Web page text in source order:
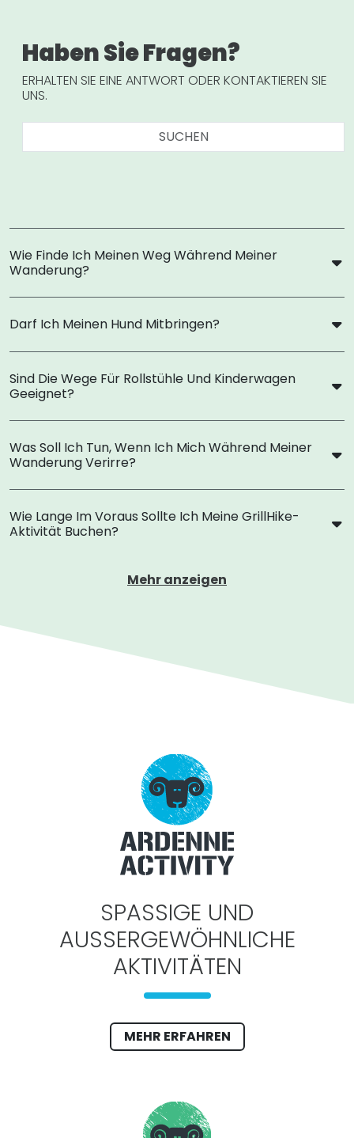
Haben Sie Fragen?
ERHALTEN SIE EINE ANTWORT ODER KONTAKTIEREN SIE
UNS.
Wie Finde Ich Meinen Weg Während Meiner
Wanderung?
Darf Ich Meinen Hund Mitbringen?
Sind Die Wege Für Rollstühle Und Kinderwagen
Geeignet?
Was Soll Ich Tun, Wenn Ich Mich Während Meiner
Wanderung Verirre?
Wie Lange Im Voraus Sollte Ich Meine GrillHike-
Aktivität Buchen?
Mehr anzeigen
SPASSIGE UND
AUSSERGEWÖHNLICHE
AKTIVITÄTEN
MEHR ERFAHREN